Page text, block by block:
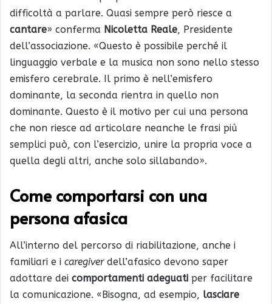
difficoltà a parlare. Quasi sempre però riesce a
cantare» conferma Nicoletta Reale, Presidente
dell’associazione. «Questo è possibile perché il
linguaggio verbale e la musica non sono nello stesso
emisfero cerebrale. Il primo è nell’emisfero
dominante, la seconda rientra in quello non
dominante. Questo è il motivo per cui una persona
che non riesce ad articolare neanche le frasi più
semplici può, con l’esercizio, unire la propria voce a
quella degli altri, anche solo sillabando».
Come comportarsi con una
persona afasica
All’interno del percorso di riabilitazione, anche i
familiari e i caregiverdell’afasico devono saper
adottare dei comportamenti adeguati per facilitare
la comunicazione. «Bisogna, ad esempio, lasciare